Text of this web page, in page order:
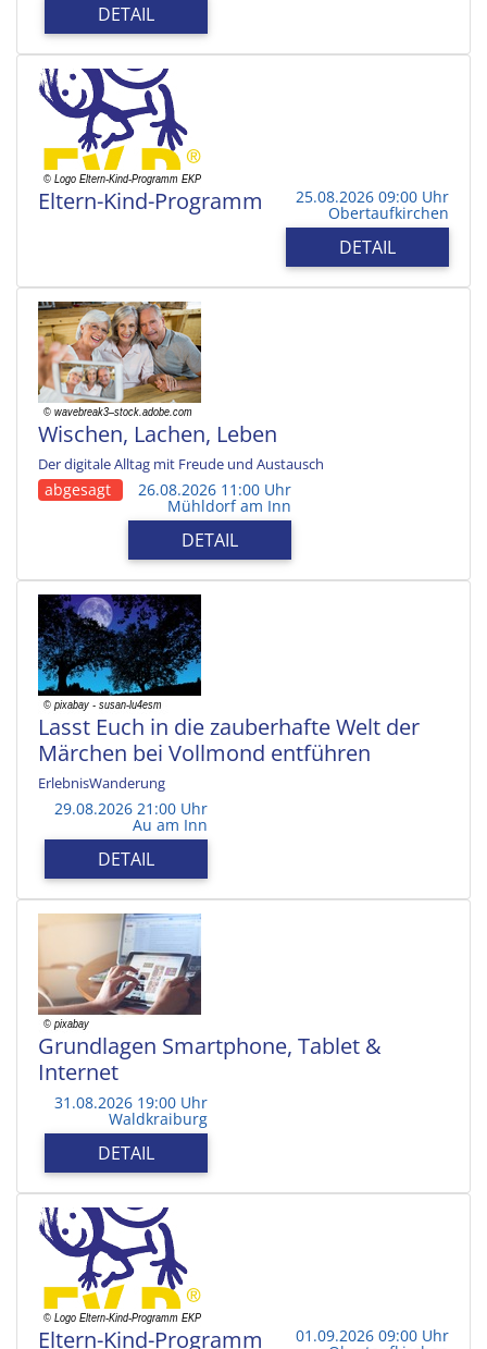
DETAIL
Eltern-Kind-Programm 25.08.2026 09:00 Uhr
Obertaufkirchen
DETAIL
Wischen, Lachen, Leben
Der digitale Alltag mit Freude und Austausch
abgesagt 26.08.2026 11:00 Uhr
Mühldorf am Inn
DETAIL
Lasst Euch in die zauberhafte Welt der
Märchen bei Vollmond entführen
ErlebnisWanderung
29.08.2026 21:00 Uhr
Au am Inn
DETAIL
Grundlagen Smartphone, Tablet &
Internet
31.08.2026 19:00 Uhr
Waldkraiburg
DETAIL
Eltern-Kind-Programm 01.09.2026 09:00 Uhr